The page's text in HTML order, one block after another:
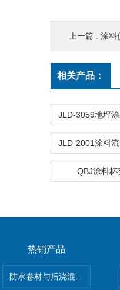
上一篇 : 涂料
相关产品：
QBJ涂料杯
热销产品
防水卷材与后浇混凝土剥离强